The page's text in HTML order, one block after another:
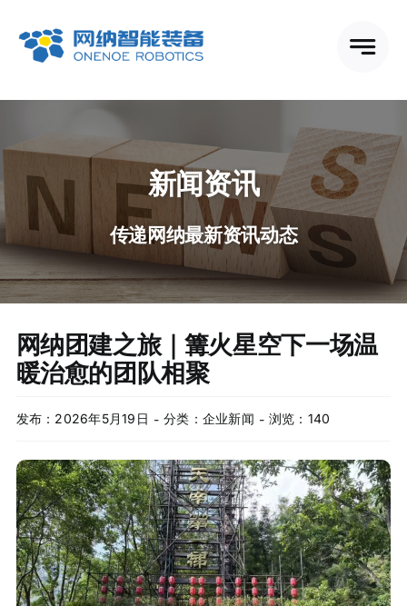
新闻资讯
传递网纳最新资讯动态
网纳团建之旅｜篝火星空下一场温
暖治愈的团队相聚
发布：2026年5月19日 - 分类： 企业新闻 - 浏览：140